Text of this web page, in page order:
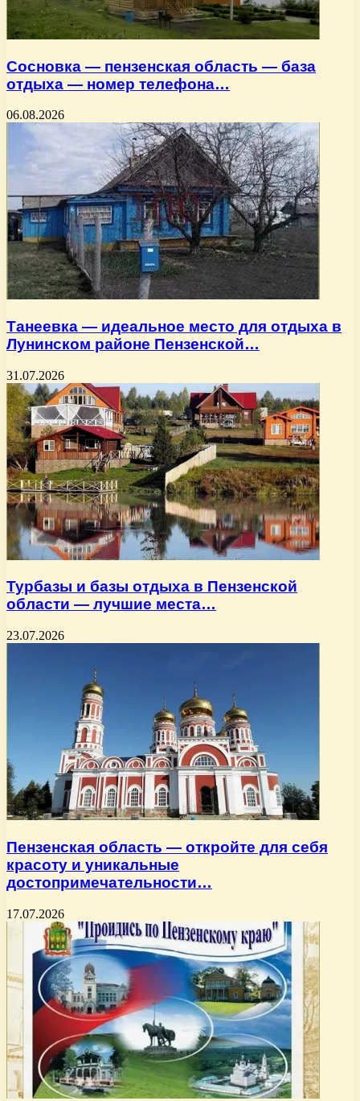
Сосновка — пензенская область — база
отдыха — номер телефона…
06.08.2026
Танеевка — идеальное место для отдыха в
Лунинском районе Пензенской…
31.07.2026
Турбазы и базы отдыха в Пензенской
области — лучшие места…
23.07.2026
Пензенская область — откройте для себя
красоту и уникальные
достопримечательности…
17.07.2026